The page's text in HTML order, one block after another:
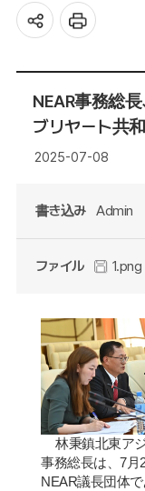
NEAR事務総
ブリヤート共
2025-07-08
書き込み Admin
ファイル 1.png
林秉鎮北東ア
事務総長は、 7月
NEAR議長団体